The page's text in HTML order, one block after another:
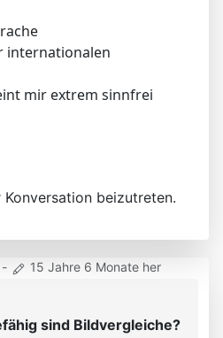
internationalen
mir extrem sinnfrei
Konversation beizutreten.
-
15 Jahre 6 Monate her
sind Bildvergleiche?